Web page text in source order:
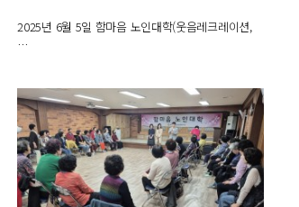
2025년 6월 5일 함마음 노인대학(웃음레크레이션,
…